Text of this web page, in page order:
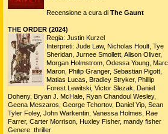
Recensione a cura di The Gaunt
THE ORDER (2024)
Regia: Justin Kurzel
Interpreti: Jude Law, Nicholas Hoult, Tye
Sheridan, Jurnee Smollett, Alison Oliver,
Morgan Holmstrom, Odessa Young, Marc
Maron, Philip Granger, Sebastian Pigott,
Matias Lucas, Bradley Stryker, Phillip
Forest Lewitski, Victor Slezak, Daniel
Doheny, Bryan J. McHale, Ryan Chandoul Wesley,
Geena Meszaros, George Tchortov, Daniel Yip, Sean
Tyler Foley, John Warkentin, Vanessa Holmes, Rae
Farrer, Carter Morrison, Huxley Fisher, mandy fisher
Genere: thriller